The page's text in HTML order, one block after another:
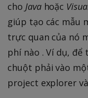
cho Javahoặc
giúp tạo các mẫu
trực quan của nó
phí nào . Ví dụ, để
chuột phải vào
project explorer